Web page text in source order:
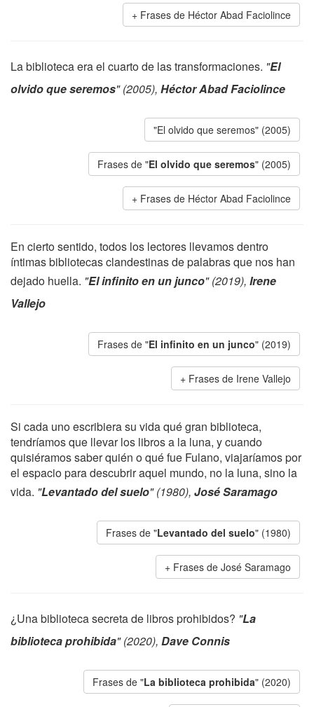
Frases de Héctor Abad Faciolince
La biblioteca era el cuarto de las transformaciones. "El
olvido que seremos" (2005), Héctor Abad Faciolince
"El olvido que seremos" (2005)
Frases de "El olvido que seremos" (2005)
Frases de Héctor Abad Faciolince
En cierto sentido, todos los lectores llevamos dentro
íntimas bibliotecas clandestinas de palabras que nos han
dejado huella. "El infinito en un junco" (2019), Irene
Vallejo
Frases de "El infinito en un junco" (2019)
Frases de Irene Vallejo
Si cada uno escribiera su vida qué gran biblioteca,
tendríamos que llevar los libros a la luna, y cuando
quisiéramos saber quién o qué fue Fulano, viajaríamos por
el espacio para descubrir aquel mundo, no la luna, sino la
vida. "Levantado del suelo" (1980), José Saramago
Frases de "Levantado del suelo" (1980)
Frases de José Saramago
¿Una biblioteca secreta de libros prohibidos? "La
biblioteca prohibida" (2020), Dave Connis
Frases de "La biblioteca prohibida" (2020)